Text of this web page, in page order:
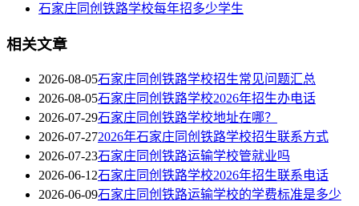
石家庄同创铁路学校每年招多少学生
相关文章
2026-08-05石家庄同创铁路学校招生常见问题汇总
2026-08-05石家庄同创铁路学校2026年招生办电话
2026-07-29石家庄同创铁路学校地址在哪？
2026-07-272026年石家庄同创铁路学校招生联系方式
2026-07-23石家庄同创铁路运输学校管就业吗
2026-06-12石家庄同创铁路学校2026年招生联系电话
2026-06-09石家庄同创铁路运输学校的学费标准是多少